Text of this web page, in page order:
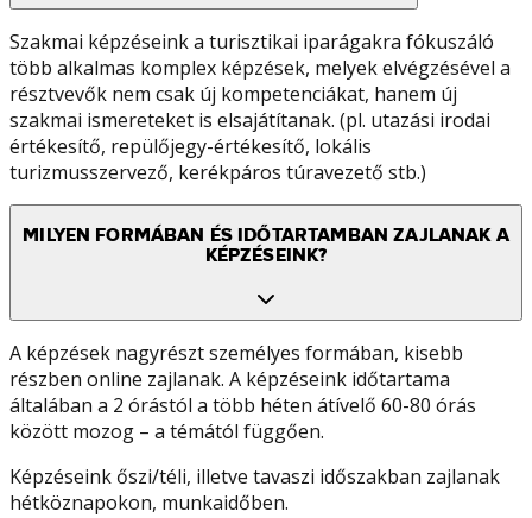
Szakmai képzéseink a turisztikai iparágakra fókuszáló
több alkalmas komplex képzések, melyek elvégzésével a
résztvevők nem csak új kompetenciákat, hanem új
szakmai ismereteket is elsajátítanak. (pl. utazási irodai
értékesítő, repülőjegy-értékesítő, lokális
turizmusszervező, kerékpáros túravezető stb.)
MILYEN FORMÁBAN ÉS IDŐTARTAMBAN ZAJLANAK A
KÉPZÉSEINK?
A képzések nagyrészt személyes formában, kisebb
részben online zajlanak. A képzéseink időtartama
általában a 2 órástól a több héten átívelő 60-80 órás
között mozog – a témától függően.
Képzéseink őszi/téli, illetve tavaszi időszakban zajlanak
hétköznapokon, munkaidőben.